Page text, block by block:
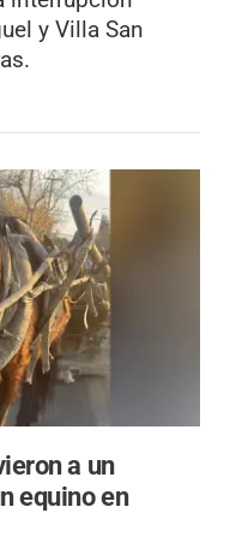
y Villa San
a un
equino en